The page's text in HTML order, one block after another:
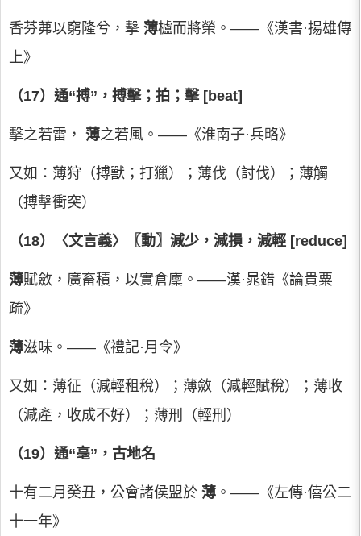
香芬茀以窮隆兮，擊 薄櫨而將榮。——《漢書·揚雄傳
上》
（17）通“搏”，搏擊；拍；擊 [beat]
擊之若雷， 薄之若風。——《淮南子·兵略》
又如：薄狩（搏獸；打獵）；薄伐（討伐）；薄觸
（搏擊衝突）
（18）〈文言義〉〖動〗減少，減損，減輕 [reduce]
薄賦斂，廣畜積，以實倉廩。——漢·晁錯《論貴粟
疏》
薄滋味。——《禮記·月令》
又如：薄征（減輕租稅）；薄斂（減輕賦稅）；薄收
（減產，收成不好）；薄刑（輕刑）
（19）通“亳”，古地名
十有二月癸丑，公會諸侯盟於 薄 。——《左傳·僖公二
十一年》